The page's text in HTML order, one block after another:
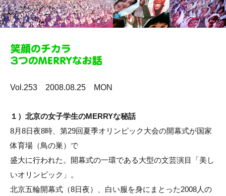
Vol.253 2008.08.25 MON
１）北京の女子学生のMERRYな秘話
8月8日夜8時、第29回夏季オリンピック大会の開幕式が国家
体育場（鳥の巣）で
盛大に行われた。開幕式の一環である大型の文芸演目「美し
いオリンピック」。
北京五輪開幕式（8日夜）、白い服を身にまとった2008人の